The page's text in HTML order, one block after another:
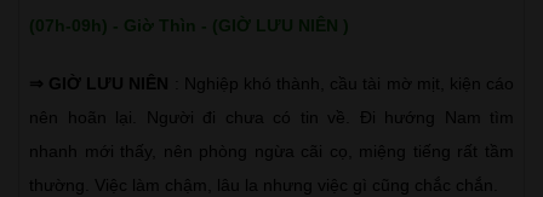
(07h-09h) - Giờ Thìn - (GIỜ LƯU NIÊN )
⇒ GIỜ LƯU NIÊN
: Nghiệp khó thành, cầu tài mờ mịt, kiện cáo
nên hoãn lại. Người đi chưa có tin về. Đi hướng Nam tìm
nhanh mới thấy, nên phòng ngừa cãi cọ, miệng tiếng rất tầm
thường. Việc làm chậm, lâu la nhưng việc gì cũng chắc chắn.